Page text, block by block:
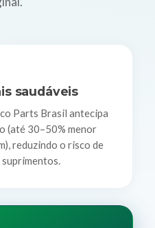
saudáveis
Parts Brasil antecipa
(até 30–50% menor
reduzindo o risco de